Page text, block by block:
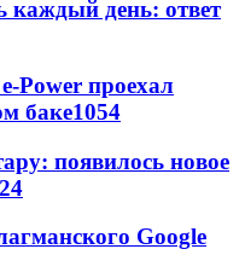
каждый день: ответ
Power проехал
баке1054
появилось новое
Google